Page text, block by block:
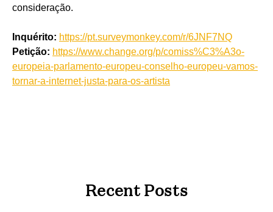
consideração.
Inquérito: https://pt.surveymonkey.com/r/6JNF7NQ
Petição: https://www.change.org/p/comiss%C3%A3o-
europeia-parlamento-europeu-conselho-europeu-vamos-
tornar-a-internet-justa-para-os-artista
Recent Posts